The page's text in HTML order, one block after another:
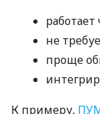
не
проще
К примеру,